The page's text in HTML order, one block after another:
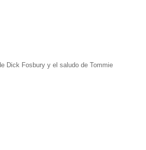
Dick Fosbury y el saludo de Tommie